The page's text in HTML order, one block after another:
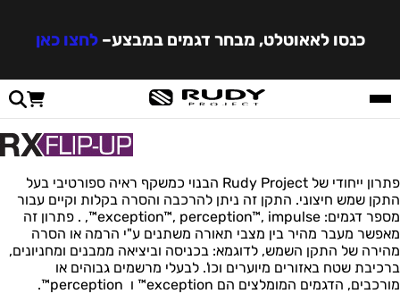
כנסו לאאוטלט, מבחר דגמים במבצע–לחצו כאן
פתרון ייחודי של Rudy Project הבנוי כמשקף ראיה ספורטיבי בעל
התקן שמש חיצוני. התקן זה ניתן להרכבה והסרה בקלות וקיים עבור
מספר דגמים: exception™, perception™, impulse™, . פתרון זה
מאפשר מעבר מהיר בין מצבי תאורה משתנים ע"י הרמה או הסרה
מהירה של התקן השמש, לדוגמא: בכניסה וביציאה ממבנים ומחניונים,
ברכיבת שטח באזורים מיוערים וכו'. לבעלי מרשמים גבוהים או
מורכבים, הדגמים המומלצים הם exception™ ו perception™.